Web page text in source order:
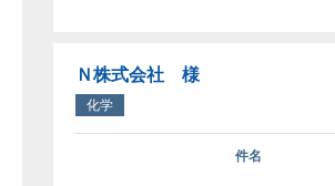
Ｎ株式会社 様
化学
件名